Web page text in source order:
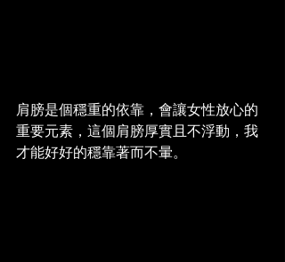
肩膀是個穩重的依靠，會讓女性放心的
重要元素，這個肩膀厚實且不浮動，我
才能好好的穩靠著而不暈。